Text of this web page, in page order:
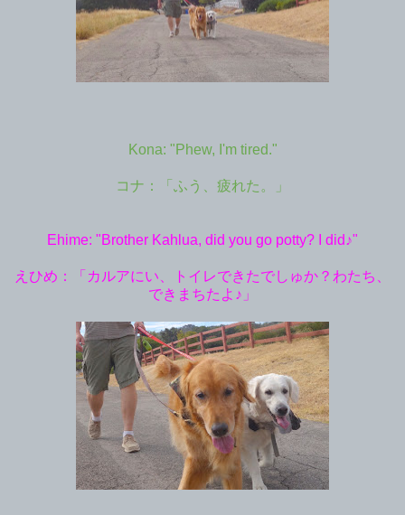
Kona: "Phew, I'm tired."
コナ：「ふう、疲れた。」
Ehime: "Brother Kahlua, did you go potty? I did♪"
えひめ：「カルアにい、トイレできたでしゅか？わたち、
できまちたよ♪」